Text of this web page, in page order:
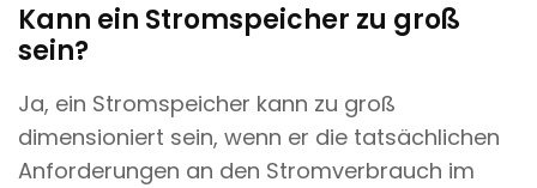
Kann ein Stromspeicher zu groß
sein?
Ja, ein Stromspeicher kann zu groß
dimensioniert sein, wenn er die tatsächlichen
Anforderungen an den Stromverbrauch im